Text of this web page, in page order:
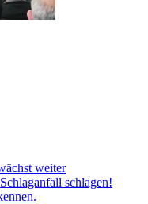
weiter
schlagen!